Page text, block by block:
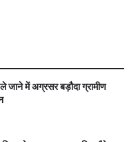
जाने में अग्रसर बड़ौदा ग्रामीण